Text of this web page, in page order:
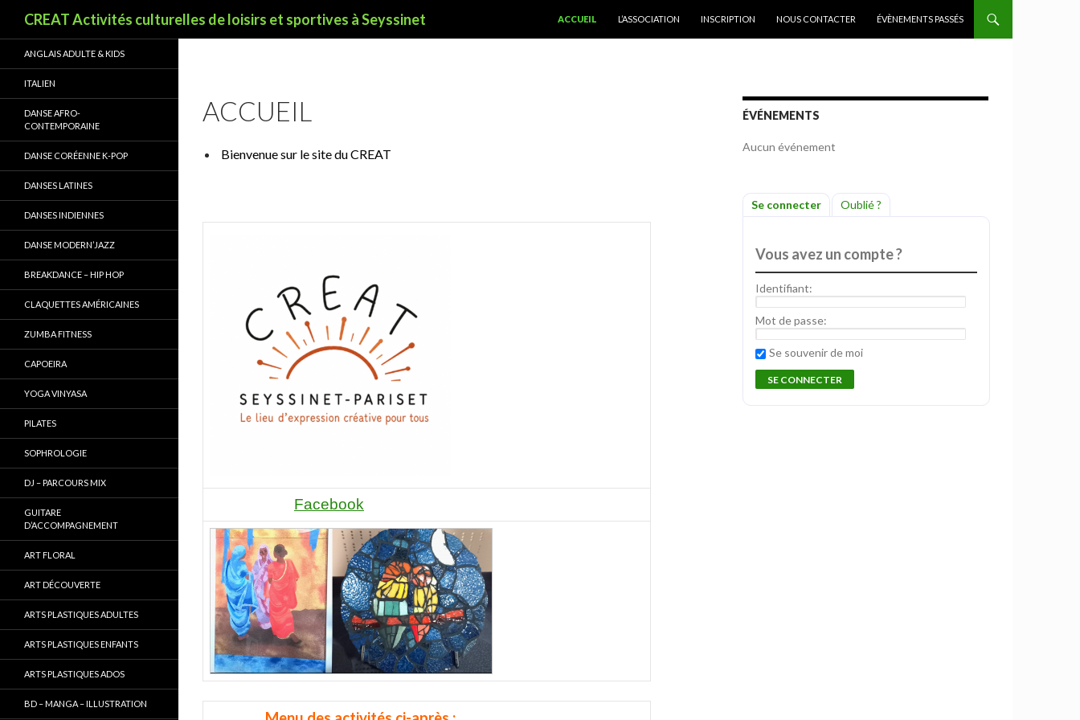
CREAT Activités culturelles de loisirs et sportives à Seyssinet
ACCUEIL
L’ASSOCIATION INSCRIPTION NOUS CONTACTER ÉVÈNEMENTS PASSÉS
ACCUEIL
Bienvenue sur le site du CREAT
Facebook
art découverte
ÉVÉNEMENTS
Aucun événement
Se connecter Oublié ?
Vous avez un compte ?
Identifiant:
Mot de passe:
Se souvenir de moi
ANGLAIS ADULTE & KIDS
ITALIEN
DANSE AFRO-
CONTEMPORAINE
DANSE CORÉENNE K-POP
DANSES LATINES
DANSES INDIENNES
DANSE MODERN’JAZZ
BREAKDANCE – HIP HOP
CLAQUETTES AMÉRICAINES
ZUMBA FITNESS
CAPOEIRA
YOGA VINYASA
PILATES
SOPHROLOGIE
DJ – PARCOURS MIX
GUITARE
D’ACCOMPAGNEMENT
ART FLORAL
ART DÉCOUVERTE
ARTS PLASTIQUES ADULTES
ARTS PLASTIQUES ENFANTS
ARTS PLASTIQUES ADOS
BD – MANGA – ILLUSTRATION